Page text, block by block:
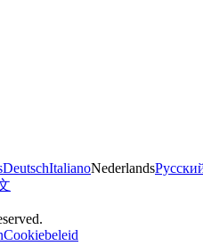
DeutschItalianoNederlands
Cookiebeleid